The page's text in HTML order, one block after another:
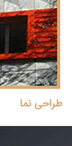
طراحی نما